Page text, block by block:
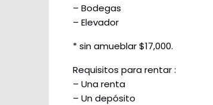
– Bodegas
– Elevador
* sin amueblar $17,000.
Requisitos para rentar :
– Una renta
– Un depósito